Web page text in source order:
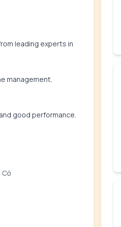
leading experts in
management.
good performance.
Có